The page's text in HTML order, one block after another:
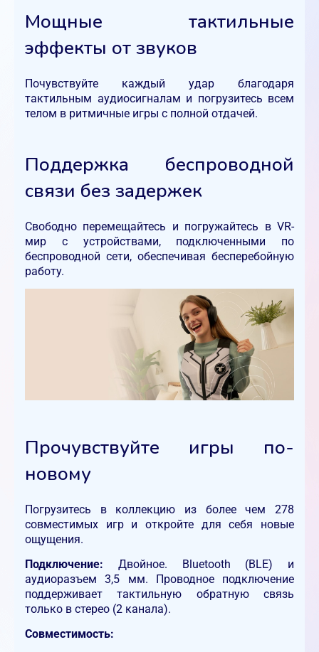
Мощные тактильные
эффекты от звуков
Почувствуйте каждый удар благодаря
тактильным аудиосигналам и погрузитесь всем
телом в ритмичные игры с полной отдачей.
Поддержка беспроводной
связи без задержек
Свободно перемещайтесь и погружайтесь в VR-
мир с устройствами, подключенными по
беспроводной сети, обеспечивая бесперебойную
работу.
Прочувствуйте игры по-
новому
Погрузитесь в коллекцию из более чем 278
совместимых игр и откройте для себя новые
ощущения.
Подключение: Двойное. Bluetooth (BLE) и
аудиоразъем 3,5 мм. Проводное подключение
поддерживает тактильную обратную связь
только в стерео (2 канала).
Совместимость: